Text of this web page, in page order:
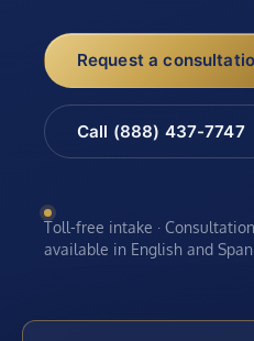
Request a
Call (888) 437-7747
Toll-free intake ·
available in English and